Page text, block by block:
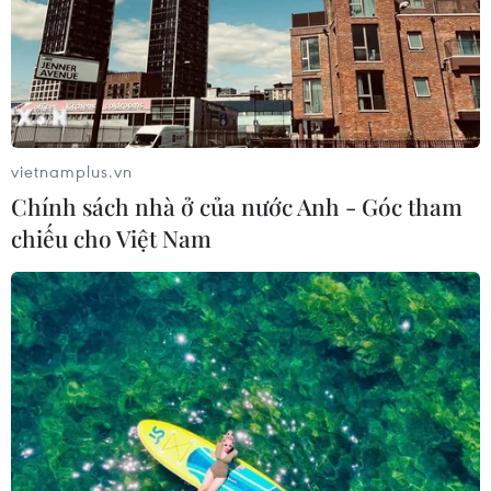
lãnh đạo các đoàn thể, chính quyền tại Quảng Ngãi và
Hải Phòng đã tổ chức các hoạt động ý nghĩa để tri ân
những người đã hy sinh vì đất nước.
Thăm hỏi các gia đình thương binh, liệt sỹ
vietnamplus.vn
Chính sách nhà ở của nước Anh - Góc tham
chiếu cho Việt Nam